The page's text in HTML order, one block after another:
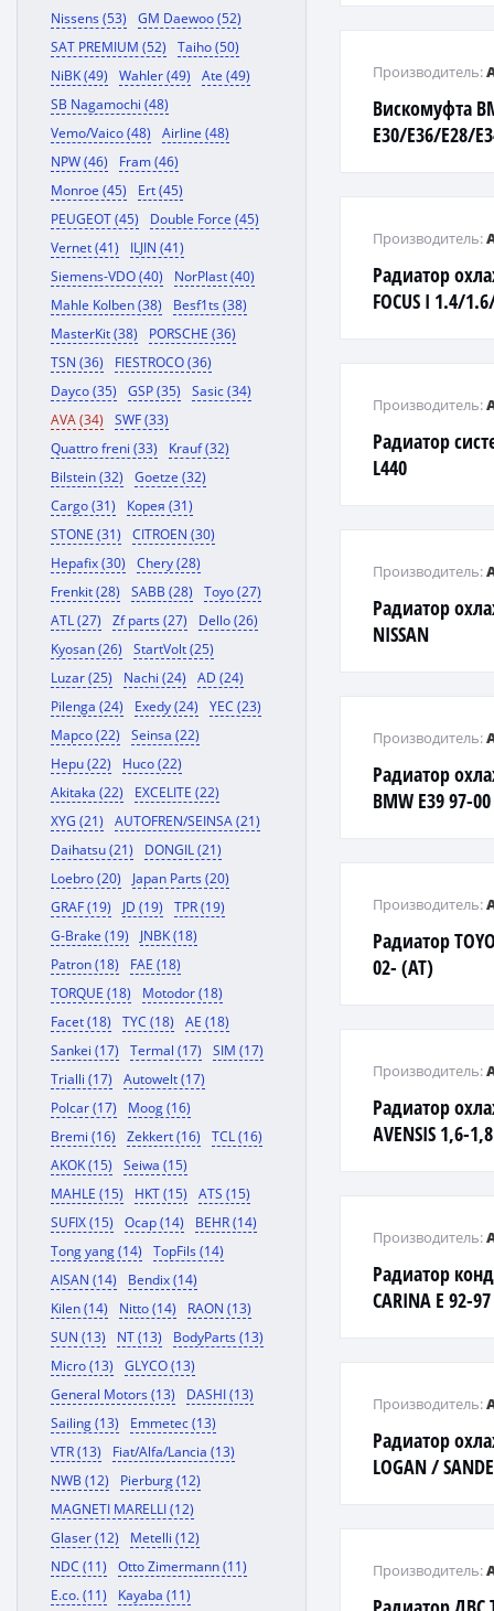
Nissens (53)
GM Daewoo (52)
SAT PREMIUM (52)
Taiho (50)
NiBK (49)
Wahler (49)
Ate (49)
SB Nagamochi (48)
Vemo/Vaico (48)
Airline (48)
NPW (46)
Fram (46)
Monroe (45)
Ert (45)
PEUGEOT (45)
Double Force (45)
Vernet (41)
ILJIN (41)
Siemens-VDO (40)
NorPlast (40)
Mahle Kolben (38)
Besf1ts (38)
MasterKit (38)
PORSCHE (36)
TSN (36)
FIESTROCO (36)
Dayco (35)
GSP (35)
Sasic (34)
AVA (34)
SWF (33)
Quattro freni (33)
Krauf (32)
Bilstein (32)
Goetze (32)
Cargo (31)
Корея (31)
STONE (31)
CITROEN (30)
Hepafix (30)
Chery (28)
Frenkit (28)
SABB (28)
Toyo (27)
ATL (27)
Zf parts (27)
Dello (26)
Kyosan (26)
StartVolt (25)
Luzar (25)
Nachi (24)
AD (24)
Pilenga (24)
Exedy (24)
YEC (23)
Mapco (22)
Seinsa (22)
Hepu (22)
Huco (22)
Akitaka (22)
EXCELITE (22)
XYG (21)
AUTOFREN/SEINSA (21)
Daihatsu (21)
DONGIL (21)
Loebro (20)
Japan Parts (20)
GRAF (19)
JD (19)
TPR (19)
G-Brake (19)
JNBK (18)
Patron (18)
FAE (18)
TORQUE (18)
Motodor (18)
Facet (18)
TYC (18)
AE (18)
Sankei (17)
Termal (17)
SIM (17)
Trialli (17)
Autowelt (17)
Polcar (17)
Moog (16)
Bremi (16)
Zekkert (16)
TCL (16)
AKOK (15)
Seiwa (15)
MAHLE (15)
HKT (15)
ATS (15)
SUFIX (15)
Ocap (14)
BEHR (14)
Tong yang (14)
TopFils (14)
AISAN (14)
Bendix (14)
Kilen (14)
Nitto (14)
RAON (13)
SUN (13)
NT (13)
BodyParts (13)
Micro (13)
GLYCO (13)
General Motors (13)
DASHI (13)
Sailing (13)
Emmetec (13)
VTR (13)
Fiat/Alfa/Lancia (13)
NWB (12)
Pierburg (12)
MAGNETI MARELLI (12)
Glaser (12)
Metelli (12)
NDC (11)
Otto Zimermann (11)
E.co. (11)
Kayaba (11)
Вискомуфта
E30/E36/E28/
Производитель:
Радиатор
FOCUS I 1.4/
Производитель:
Радиатор
L440
Производитель:
Радиатор
NISSAN
Производитель:
Радиатор
BMW E39 97-
Производитель:
Радиатор
02- (AT)
Производитель:
Радиатор
AVENSIS 1,6-
Производитель:
Радиатор
CARINA E 92-97
Производитель:
Радиатор
LOGAN /
Производитель:
Производитель: